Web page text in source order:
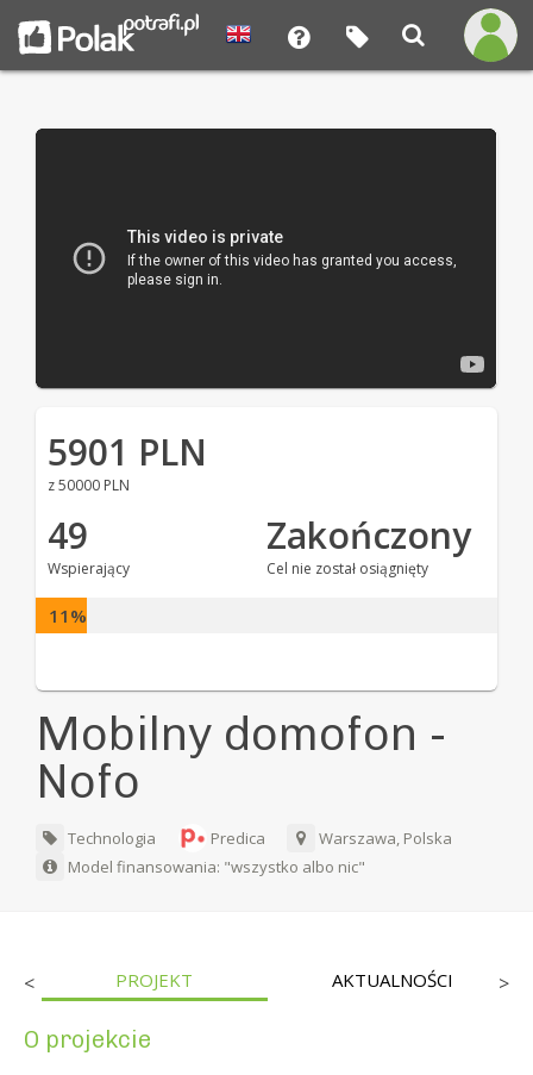
5901 PLN
z 50000 PLN
49
Wspierający
Zakończony
Cel nie został osiągnięty
11%
Mobilny domofon -
Nofo
Technologia Predica
Warszawa, Polska
Model finansowania: "wszystko albo nic"
< PROJEKT AKTUALNOŚCI >
O projekcie